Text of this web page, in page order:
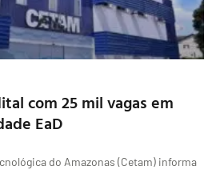
com 25 mil vagas em
EaD
do Amazonas (Cetam) informa